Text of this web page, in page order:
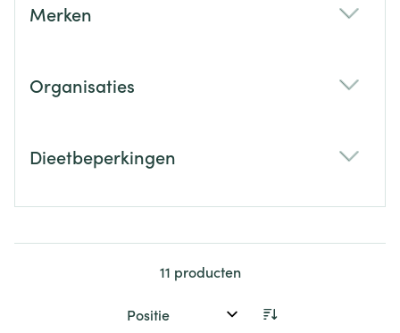
Merken
Organisaties
Dieetbeperkingen
11 producten
Sorteer op: